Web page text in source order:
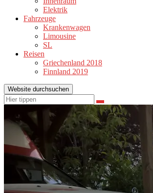
Elektrik
Fahrzeuge
Krankenwagen
Limousine
SL
Reisen
Griechenland 2018
Finnland 2019
Website durchsuchen
Suchen
nach:
Suchen